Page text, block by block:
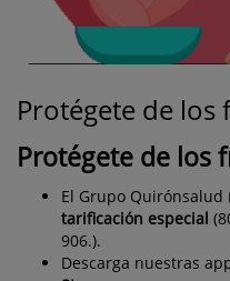
Protégete de los
Protégete de los
El Grupo Quirónsalud
tarificación especial
906.).
Descarga nuestras